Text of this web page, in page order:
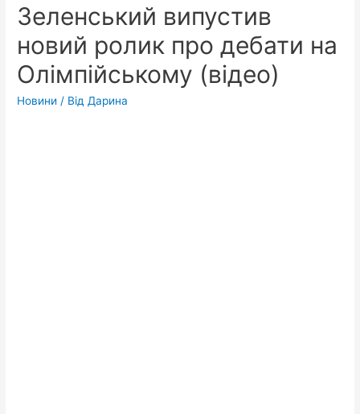
Зеленський випустив
новий ролик про дебати на
Олімпійському (відео)
Новини / Від Дарина